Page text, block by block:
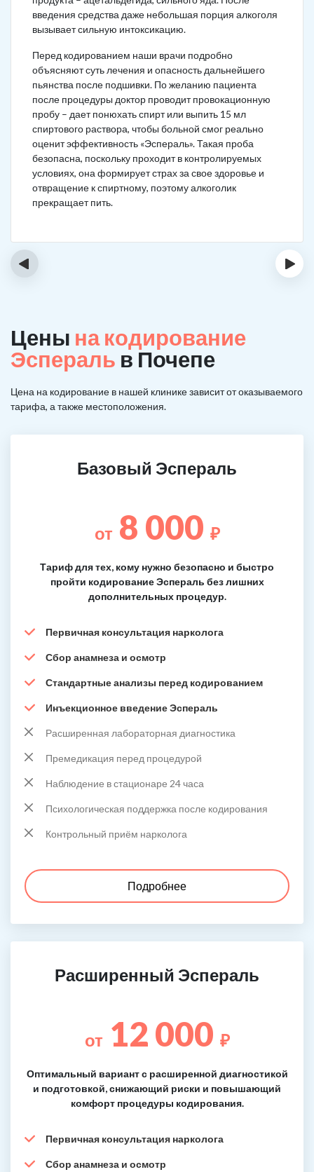
введения средства даже небольшая порция алкоголя
вызывает сильную интоксикацию.
Перед кодированием наши врачи подробно
объясняют суть лечения и опасность дальнейшего
пьянства после подшивки. По желанию пациента
после процедуры доктор проводит провокационную
пробу – дает понюхать спирт или выпить 15 мл
спиртового раствора, чтобы больной смог реально
оценит эффективность «Эспераль». Такая проба
безопасна, поскольку проходит в контролируемых
условиях, она формирует страх за свое здоровье и
отвращение к спиртному, поэтому алкоголик
прекращает пить.
‹ ›
Цены на кодирование
Эспераль в Почепе
Цена на кодирование в нашей клинике зависит от оказываемого
тарифа, а также местоположения.
Базовый Эспераль
от 8 000 ₽
Тариф для тех, кому нужно безопасно и быстро
пройти кодирование Эспераль без лишних
дополнительных процедур.
Первичная консультация нарколога
Сбор анамнеза и осмотр
Стандартные анализы перед кодированием
Инъекционное введение Эспераль
Расширенная лабораторная диагностика
Премедикация перед процедурой
Наблюдение в стационаре 24 часа
Психологическая поддержка после кодирования
Контрольный приём нарколога
Подробнее
Расширенный Эспераль
от 12 000 ₽
Оптимальный вариант с расширенной диагностикой
и подготовкой, снижающий риски и повышающий
комфорт процедуры кодирования.
Первичная консультация нарколога
Сбор анамнеза и осмотр